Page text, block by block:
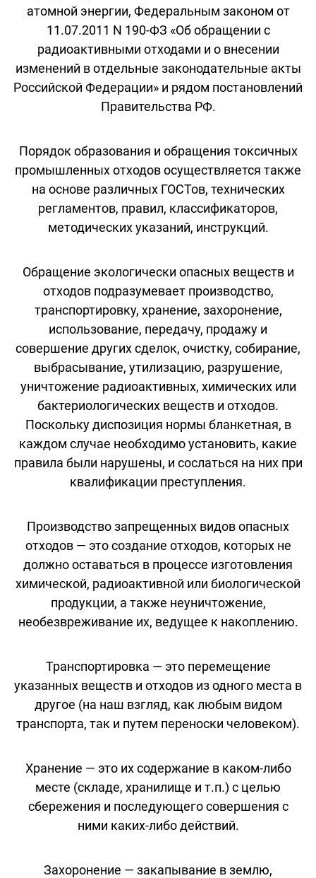
атомной энергии, Федеральным законом от
11.07.2011 N 190-ФЗ «Об обращении с
радиоактивными отходами и о внесении
изменений в отдельные законодательные акты
Российской Федерации» и рядом постановлений
Правительства РФ.
Порядок образования и обращения токсичных
промышленных отходов осуществляется также
на основе различных ГОСТов, технических
регламентов, правил, классификаторов,
методических указаний, инструкций.
Обращение экологически опасных веществ и
отходов подразумевает производство,
транспортировку, хранение, захоронение,
использование, передачу, продажу и
совершение других сделок, очистку, собирание,
выбрасывание, утилизацию, разрушение,
уничтожение радиоактивных, химических или
бактериологических веществ и отходов.
Поскольку диспозиция нормы бланкетная, в
каждом случае необходимо установить, какие
правила были нарушены, и сослаться на них при
квалификации преступления.
Производство запрещенных видов опасных
отходов — это создание отходов, которых не
должно оставаться в процессе изготовления
химической, радиоактивной или биологической
продукции, а также неуничтожение,
необезвреживание их, ведущее к накоплению.
Транспортировка — это перемещение
указанных веществ и отходов из одного места в
другое (на наш взгляд, как любым видом
транспорта, так и путем переноски человеком).
Хранение — это их содержание в каком-либо
месте (складе, хранилище и т.п.) с целью
сбережения и последующего совершения с
ними каких-либо действий.
Захоронение — закапывание в землю,